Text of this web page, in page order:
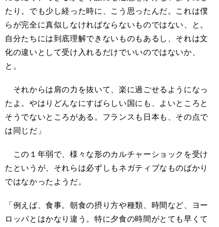
たり。でも少し経った時に、こう思ったんだ。これは僕
らが完全に真似しなければならないものではない、と。
自分たちには到底理解できないものもあるし、それは文
化の違いとして受け入れるだけでいいのではないか、
と。
それからは肩の力を抜いて、楽に過ごせるようになっ
たよ。やはりどんなにすばらしい国にも、よいところと
そうでないところがある。フランスも日本も、その点で
は同じだ」
この１年弱で、様々な形のカルチャーショックを受け
たというが、それらは必ずしもネガティブなものばかり
ではなかったようだ。
「例えば、食事。朝食の摂り方や種類、時間など、ヨー
ロッパとはかなり違う。特に夕食の時間がとても早くて